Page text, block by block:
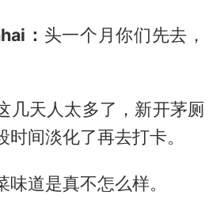
： 头一个月你们先去，
几天人太多了，新开茅厕
时间淡化了再去打卡。
味道是真不怎么样。